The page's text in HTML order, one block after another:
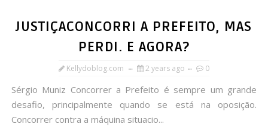
JUSTIÇACONCORRI A PREFEITO, MAS
PERDI. E AGORA?
Kellydoblog.com 2 years ago 0
Sérgio Muniz Concorrer a Prefeito é sempre um grande
desafio, principalmente quando se está na oposição.
Concorrer contra a máquina situacio...